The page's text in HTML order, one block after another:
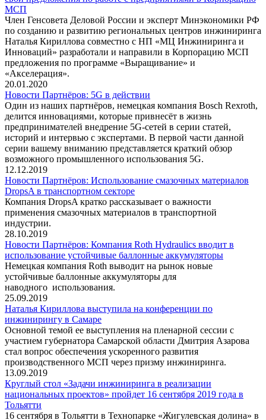
МСП
Член Генсовета Деловой России и эксперт Минэкономики РФ
по созданию и развитию региональных центров инжиниринга
Наталья Кириллова совместно с НП «МЦ Инжиниринга и
Инноваций» разработали и направили в Корпорацию МСП
предложения по программе «Выращивание» и
«Акселерация».
20.01.2020
Новости Партнёров: 5G в действии
Один из наших партнёров, немецкая компания Bosch Rexroth,
делится инновациями, которые привнесёт в жизнь
предпринимателей внедрение 5G-сетей в серии статей,
историй и интервью с экспертами. В первой части данной
серии вашему вниманию представляется краткий обзор
возможного промышленного использования 5G.
12.12.2019
Новости Партнёров: Использование смазочных материалов
DropsA в транспортном секторе
Компания DropsA кратко рассказывает о важности
применения смазочных материалов в транспортной
индустрии.
28.10.2019
Новости Партнёров: Компания Roth Hydraulics вводит в
использование устойчивые баллонные аккумуляторы
Немецкая компания Roth выводит на рынок новые
устойчивые баллонные аккумуляторы для
наводного использования.
25.09.2019
Наталья Кириллова выступила на конференции по
инжинирингу в Самаре
Основной темой ее выступления на пленарной сессии с
участием губернатора Самарской области Дмитрия Азарова
стал вопрос обеспечения ускоренного развития
производственного МСП через призму инжиниринга.
13.09.2019
Круглый стол «Задачи инжиниринга в реализации
национальных проектов» пройдет 16 сентября 2019 года в
Тольятти
16 сентября в Тольятти в Технопарке «Жигулевская долина» в